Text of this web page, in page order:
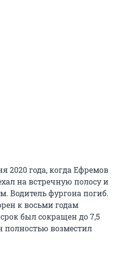
2020 года, когда Ефремов
на встречную полосу и
Водитель фургона погиб.
к восьми годам
был сокращен до 7,5
полностью возместил